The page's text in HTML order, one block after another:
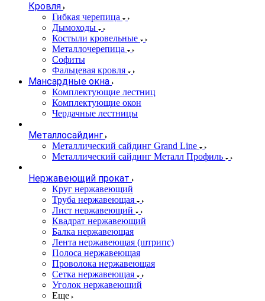
Кровля
Гибкая черепица
Дымоходы
Костыли кровельные
Металлочерепица
Софиты
Фальцевая кровля
Мансардные окна
Комплектующие лестниц
Комплектующие окон
Чердачные лестницы
Металлосайдинг
Металлический сайдинг Grand Line
Металлический сайдинг Металл Профиль
Нержавеющий прокат
Круг нержавеющий
Труба нержавеющая
Лист нержавеющий
Квадрат нержавеющий
Балка нержавеющая
Лента нержавеющая (штрипс)
Полоса нержавеющая
Проволока нержавеющая
Сетка нержавеющая
Уголок нержавеющий
Еще